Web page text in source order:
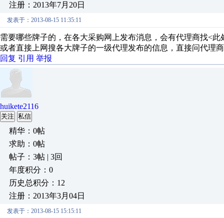
注册：2013年7月20日
发表于：2013-08-15 11:35:11
需要哪些牌子的，在各大采购网上发布消息，会有代理商找<此
或者直接上网搜各大牌子的一级代理发布的信息，直接问代理
回复 引用 举报
huikete2116
关注 私信
精华：0帖
求助：0帖
帖子：3帖 | 3回
年度积分：0
历史总积分：12
注册：2013年3月04日
发表于：2013-08-15 15:15:11